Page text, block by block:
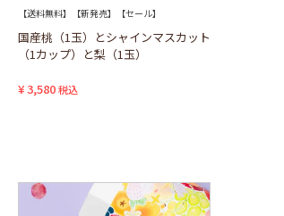
【送料無料】【新発売】【セール】
国産桃（1玉）とシャインマスカット
（1カップ）と梨（1玉）
¥3,580 税込